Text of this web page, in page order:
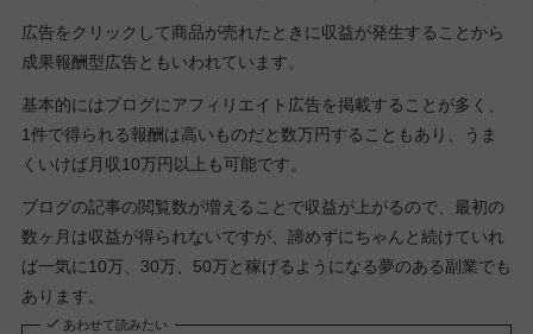
広告をクリックして商品が売れたときに収益が発生することから
成果報酬型広告ともいわれています。
基本的にはブログにアフィリエイト広告を掲載することが多く、
1件で得られる報酬は高いものだと数万円することもあり、うま
くいけば月収10万円以上も可能です。
ブログの記事の閲覧数が増えることで収益が上がるので、最初の
数ヶ月は収益が得られないですが、諦めずにちゃんと続けていれ
ば一気に10万、30万、50万と稼げるようになる夢のある副業でも
あります。
あわせて読みたい